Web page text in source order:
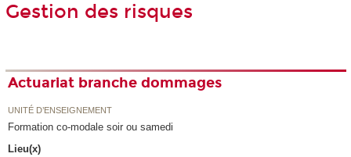
Gestion des risques
Actuariat branche dommages
UNITÉ D’ENSEIGNEMENT
Formation co-modale soir ou samedi
Lieu(x)